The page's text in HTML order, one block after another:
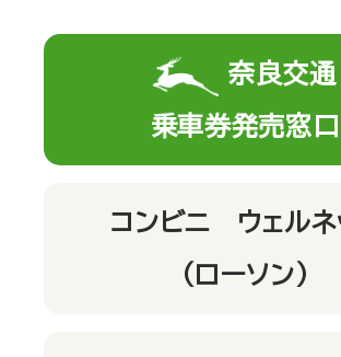
奈良交通
乗車券発売窓口
コンビニ ウェルネ
（ローソン）